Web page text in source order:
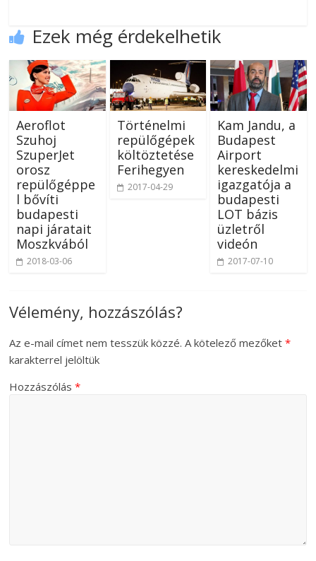
Ezek még érdekelhetik
Aeroflot
Szuhoj
SzuperJet
orosz
repülőgéppe
l bővíti
budapesti
napi járatait
Moszkvából
2018-03-06
Történelmi
repülőgépek
költöztetése
Ferihegyen
2017-04-29
Kam Jandu, a
Budapest
Airport
kereskedelmi
igazgatója a
budapesti
LOT bázis
üzletről
videón
2017-07-10
Vélemény, hozzászólás?
Az e-mail címet nem tesszük közzé. A kötelező mezőket*
karakterrel jelöltük
Hozzászólás*